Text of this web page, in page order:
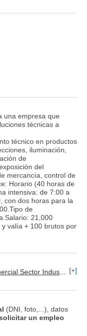
una empresa que
técnicas a
técnico en productos
iluminación,
de
del
mercancía, control de
Horario (40 horas de
intensiva: de 7:00 a
con dos horas para la
de
21,000
valía + 100 brutos por
Sector Industria [+]
(DNI, foto,...), datos
un empleo